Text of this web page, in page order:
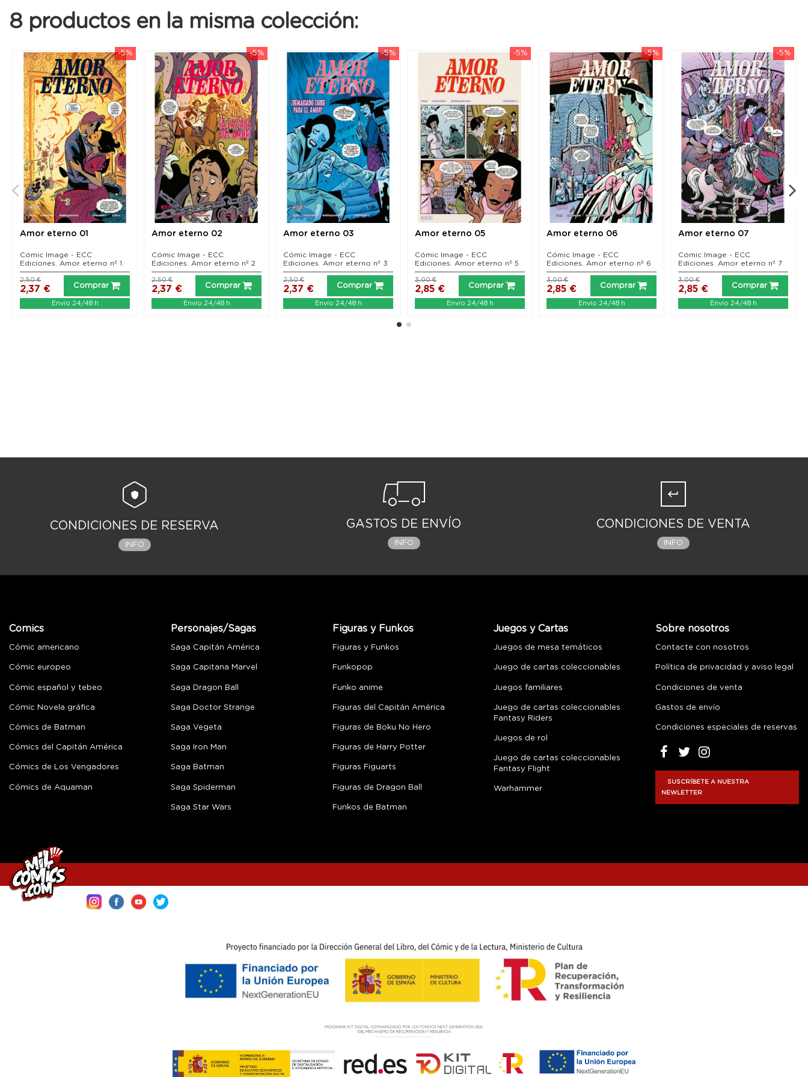
8 productos en la misma colección:
-5%
Amor eterno 01
Cómic Image - ECC
Ediciones. Amor eterno nº 1.
2,37 €
2,50 €
Comprar
Envío 24/48 h
-5%
Amor eterno 02
Cómic Image - ECC
Ediciones. Amor eterno nº 2
2,37 €
2,50 €
Comprar
Envío 24/48 h
-5%
Amor eterno 03
Cómic Image - ECC
Ediciones. Amor eterno nº 3
2,37 €
2,50 €
Comprar
Envío 24/48 h
-5%
Amor eterno 05
Cómic Image - ECC
Ediciones. Amor eterno nº 5
2,85 €
3,00 €
Comprar
Envío 24/48 h
-5%
Amor eterno 06
Cómic Image - ECC
Ediciones. Amor eterno nº 6
2,85 €
3,00 €
Comprar
Envío 24/48 h
-5%
Amor eterno 07
Cómic Image - ECC
Ediciones. Amor eterno nº 7
2,85 €
3,00 €
Comprar
Envío 24/48 h
CONDICIONES DE RESERVA
INFO
GASTOS DE ENVÍO
INFO
CONDICIONES DE VENTA
INFO
Comics
Cómic americano
Cómic europeo
Cómic español y tebeo
Cómic Novela gráfica
Cómics de Batman
Cómics del Capitán América
Cómics de Los Vengadores
Cómics de Aquaman
Personajes/Sagas
Saga Capitán América
Saga Capitana Marvel
Saga Dragon Ball
Saga Doctor Strange
Saga Vegeta
Saga Iron Man
Saga Batman
Saga Spiderman
Saga Star Wars
Figuras y Funkos
Figuras y Funkos
Funkopop
Funko anime
Figuras del Capitán América
Figuras de Boku No Hero
Figuras de Harry Potter
Figuras Figuarts
Figuras de Dragon Ball
Funkos de Batman
Juegos y Cartas
Juegos de mesa temáticos
Juego de cartas coleccionables
Juegos familiares
Juego de cartas coleccionables
Fantasy Riders
Juegos de rol
Juego de cartas coleccionables
Fantasy Flight
Warhammer
Sobre nosotros
Contacte con nosotros
Política de privacidad y aviso legal
Condiciones de venta
Gastos de envío
Condiciones especiales de reservas
SUSCRÍBETE A NUESTRA
NEWLETTER